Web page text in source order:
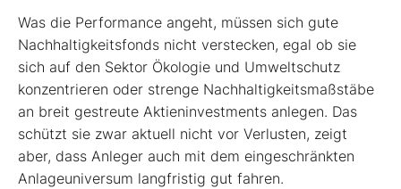
Was die Performance angeht, müssen sich gute
Nachhaltigkeitsfonds nicht verstecken, egal ob sie
sich auf den Sektor Ökologie und Umweltschutz
konzentrieren oder strenge Nachhaltigkeitsmaßstäbe
an breit gestreute Aktieninvestments anlegen. Das
schützt sie zwar aktuell nicht vor Verlusten, zeigt
aber, dass Anleger auch mit dem eingeschränkten
Anlageuniversum langfristig gut fahren.